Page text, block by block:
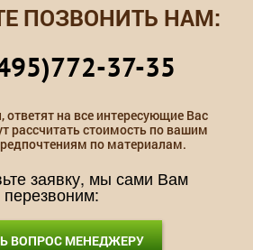
ПОЗВОНИТЬ НАМ:
37-35
на все интересующие Вас
рассчитать стоимость по вашим
по материалам.
заявку, мы сами Вам
перезвоним:
ВОПРОС МЕНЕДЖЕРУ